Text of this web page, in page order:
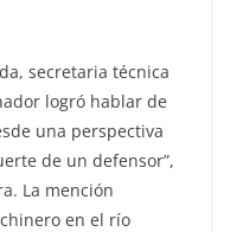
secretaria técnica
logró hablar de
una perspectiva
de un defensor”,
La mención
en el río